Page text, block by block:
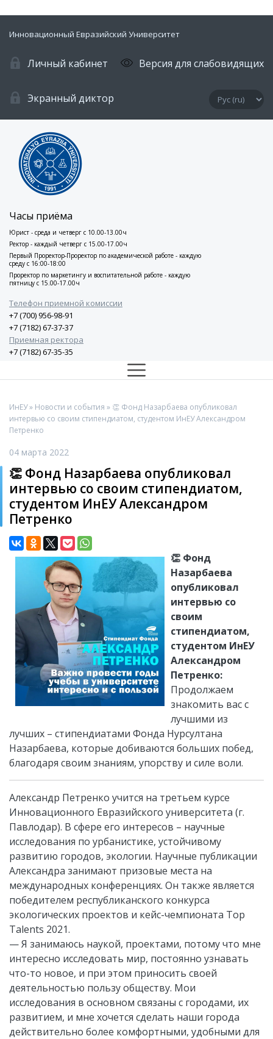
Инновационный Евразийский Университет
Личный кабинет Версия для слабовидящих
Экранный диктор
Часы приёма
Юрист - среда и четверг с 10.00-13.00ч
Ректор - каждый четверг с 15.00-17.00ч
Первый Проректор-Проректор по академической работе - каждую
среду с 16:00-18:00
Проректор по маркетингу и воспитательной работе - каждую
пятницу с 15.00-17.00ч
Телефон приемной комиссии
+7 (700) 956-98-91
+7 (7182) 67-37-37
Приемная ректора
+7 (7182) 67-35-35
ИнЕУ» Новости и события » 👏 Фонд Назарбаева опубликовал
интервью со своим стипендиатом, студентом ИнЕУ Александром
Петренко
04 марта 2022
👏 Фонд Назарбаева опубликовал
интервью со своим стипендиатом,
студентом ИнЕУ Александром
Петренко
👏 Фонд
Назарбаева
опубликовал
интервью со
своим
стипендиатом,
студентом ИнЕУ
Александром
Петренко:
Продолжаем
знакомить вас с
лучшими из
лучших – стипендиатами Фонда Нурсултана
Назарбаева, которые добиваются больших побед,
благодаря своим знаниям, упорству и силе воли.
Александр Петренко учится на третьем курсе
Инновационного Евразийского университета (г.
Павлодар). В сфере его интересов – научные
исследования по урбанистике, устойчивому
развитию городов, экологии. Научные публикации
Александра занимают призовые места на
международных конференциях. Он также является
победителем республиканского конкурса
экологических проектов и кейс-чемпионата Top
Talents 2021.
— Я занимаюсь наукой, проектами, потому что мне
интересно исследовать мир, постоянно узнавать
что-то новое, и при этом приносить своей
деятельностью пользу обществу. Мои
исследования в основном связаны с городами, их
развитием, и мне хочется сделать наши города
действительно более комфортными, удобными для